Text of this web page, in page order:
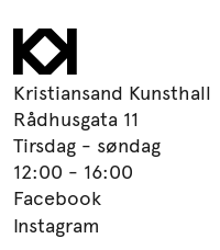
Kristiansand Kunsthall
Rådhusgata 11
Tirsdag - søndag
12:00 - 16:00
Facebook
Instagram